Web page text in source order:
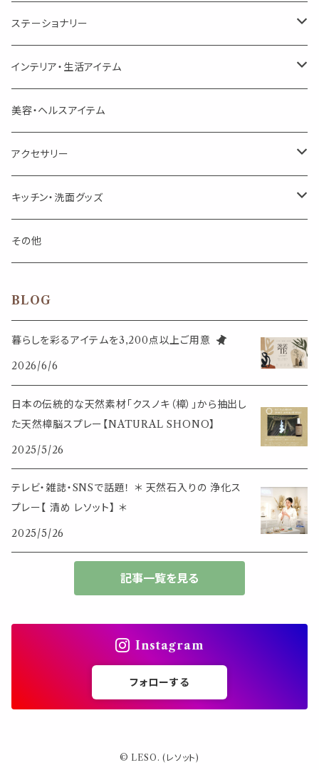
箱入りアソート
プチギフト
精油用ボトル
ポンプ式ボトル
リップ容器
スクリュー容器
チューブ
スライドケース
美人さんのハーブティー
シングル
ブレンド
クラフト器材・道具
キャリアオイル・ワックス
道具
お香・サシェ・キャンドル
線香
サシェ・香り袋
ディフューザー
アロマオイルウォーマー
アロマストーン
ステーショナリー
デザインクリップ
記号（ハート,星,etc）
音楽・楽器
ミニサイズ
50個以上の大容量
ダブルクリップ・その他
ページオープナー・ワイドクリップ
ポストカード・メッセージカード
フック・マグネット・画鋲
ステッカー・マスキングテープ・付箋
筆記用具
インテリア・生活アイテム
オブジェ
キャンドル・お香
ウォールアイテム
フック・マグネット・画鋲
収納・小物トレー
スマホアイテム
生活アイテム
美容・ヘルスアイテム
アクセサリー
ブローチ・ピンバッチ
ピアス
ブレスレット
その他
キッチン・洗面グッズ
カトラリー
その他
BLOG
暮らしを彩るアイテムを3,200点以上ご用意
2026/6/6
日本の伝統的な天然素材「クスノキ（樟）」から抽出し
た天然樟脳スプレー【NATURAL SHONO】
2025/5/26
テレビ・雑誌・SNSで話題！ ＊ 天然石入りの 浄化ス
プレー【 清め レソット】 ＊
2025/5/26
記事一覧を見る
Instagram
フォローする
© LESO. (レソット)